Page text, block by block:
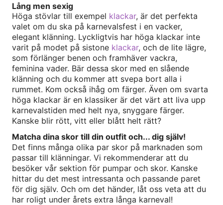
Lång men sexig
Höga stövlar till exempel klackar, är det perfekta
valet om du ska på karnevalsfest i en vacker,
elegant klänning. Lyckligtvis har höga klackar inte
varit på modet på sistone klackar, och de lite lägre,
som förlänger benen och framhäver vackra,
feminina vader. Bär dessa skor med en slående
klänning och du kommer att svepa bort alla i
rummet. Kom också ihåg om färger. Även om svarta
höga klackar är en klassiker är det värt att liva upp
karnevalstiden med helt nya, snyggare färger.
Kanske blir rött, vitt eller blått helt rätt?
Matcha dina skor till din outfit och... dig själv!
Det finns många olika par skor på marknaden som
passar till klänningar. Vi rekommenderar att du
besöker vår sektion för pumpar och skor. Kanske
hittar du det mest intressanta och passande paret
för dig själv. Och om det händer, låt oss veta att du
har roligt under årets extra långa karneval!